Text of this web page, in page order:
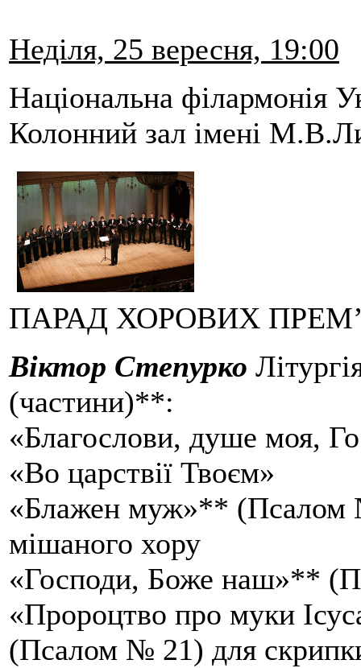
Неділя, 25 вересня, 19:00
Національна філармонія
Колонний зал імені
ПАРАД ХОРОВИХ
Віктор Степурко
(частини)**:
«Благослови, душе моя,
«Во царствії Твоєм»
«Блажен муж»** (Псалом
мішаного хору
«Господи, Боже наш»**
«Пророцтво про муки
(Псалом № 21) для